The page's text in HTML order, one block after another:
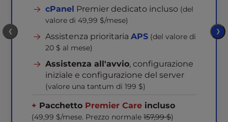
cPanel Premier dedicato incluso (del
valore di 49,99 $/mese)
Assistenza prioritariaAPS (del valore di
20 $ al mese)
Assistenza all'avvio, configurazione
iniziale e configurazione del server
(valore una tantum di 199 $)
+ Pacchetto Premier Care incluso
(49,99 $/mese. Prezzo normale157,99 $)
❮ ❯